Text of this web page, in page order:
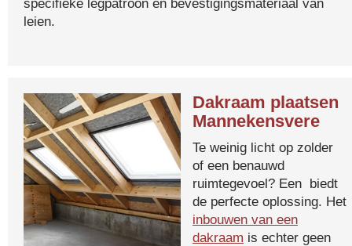
specifieke legpatroon en bevestigingsmateriaal van
leien.
Dakraam plaatsen
Mannekensvere
Te weinig licht op zolder
of een benauwd
ruimtegevoel? Een biedt
de perfecte oplossing. Het
inbouwen van een
dakraam is echter geen